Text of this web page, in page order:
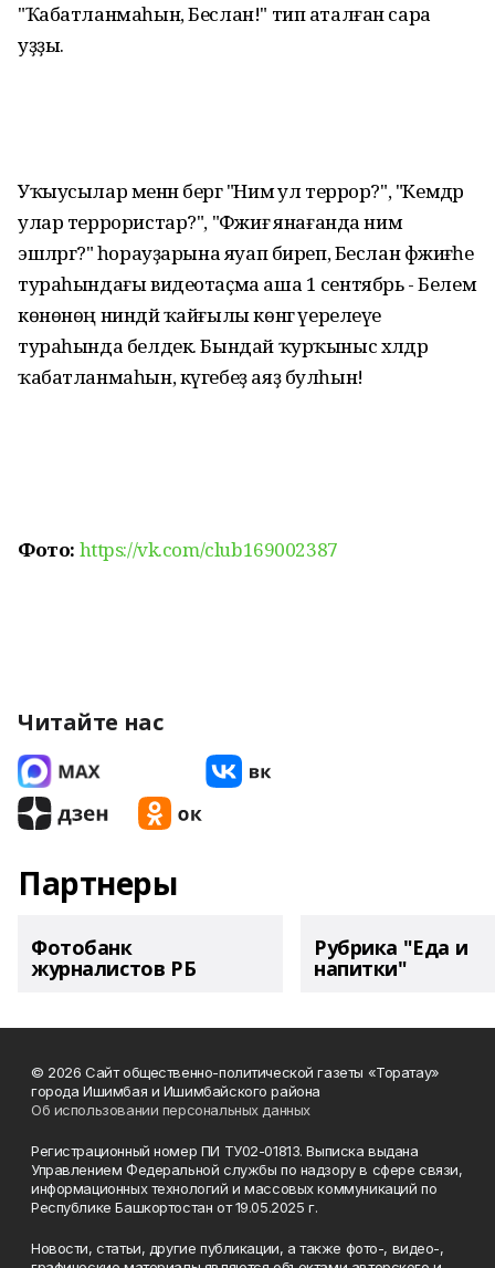
"Ҡабатланмаһын, Беслан!" тип аталған сара
уҙҙы.
Уҡыусылар менән бергә "Нимә ул террор?", "Кемдәр
улар террористар?", "Фәжиғә янағанда нимә
эшләргә?" һорауҙарына яуап биреп, Беслан фәжиғәһе
тураһындағы видеотаҫма аша 1 сентябрь - Белем
көнөнөң ниндәй ҡайғылы көнгә әүерелеүе
тураһында белдек. Бындай ҡурҡыныс хәлдәр
ҡабатланмаһын, күгебеҙ аяҙ булһын!
Фото: https://vk.com/club169002387
Читайте нас
Партнеры
Фотобанк
журналистов РБ
Рубрика "Еда и
напитки"
© 2026 Сайт общественно-политической газеты «Торатау»
города Ишимбая и Ишимбайского района
Об использовании персональных данных
Регистрационный номер ПИ ТУ02-01813. Выписка выдана
Управлением Федеральной службы по надзору в сфере связи,
информационных технологий и массовых коммуникаций по
Республике Башкортостан от 19.05.2025 г.
Новости, статьи, другие публикации, а также фото-, видео-,